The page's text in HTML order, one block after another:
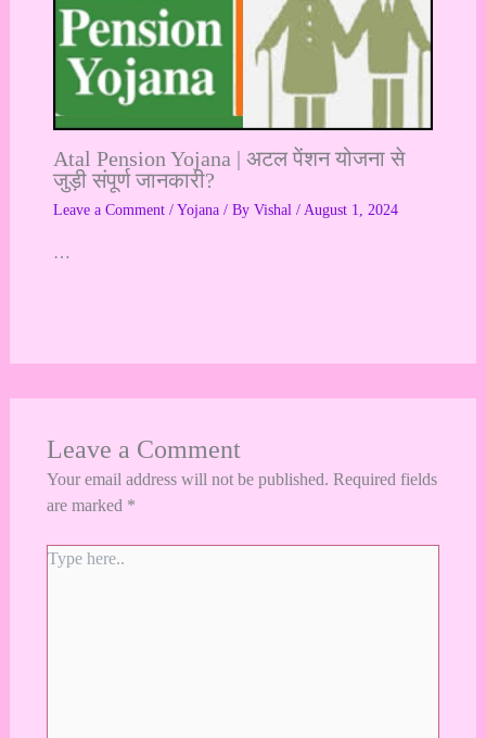
Atal Pension Yojana | अटल पेंशन योजना से
जुड़ी संपूर्ण जानकारी?
Leave a Comment / Yojana/ By Vishal / August 1, 2024
…
Leave a Comment
Your email address will not be published. Required fields
are marked *
Type